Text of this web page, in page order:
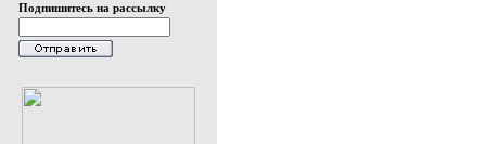
Подпишитесь на рассылку